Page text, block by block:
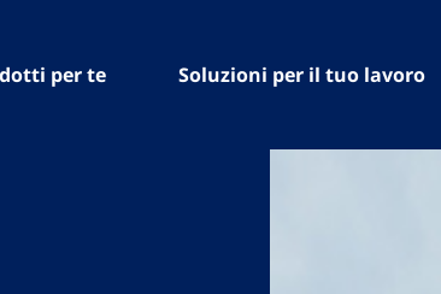
per te Soluzioni per il tuo lavoro